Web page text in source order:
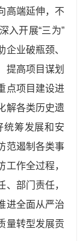
高端延伸，不
入开展“三为”
业破瓶颈、
提高项目谋划
点项目建设进
解各类历史遗
统筹发展和安
范遏制各类事
作全过程，
部门责任，
进全面从严治
量转型发展贡